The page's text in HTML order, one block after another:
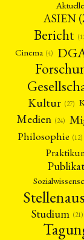
ASIEN
Bericht
Cinema (4)
Kultur (27)
Medien (24)
Philosophie (12)
Studium (21)